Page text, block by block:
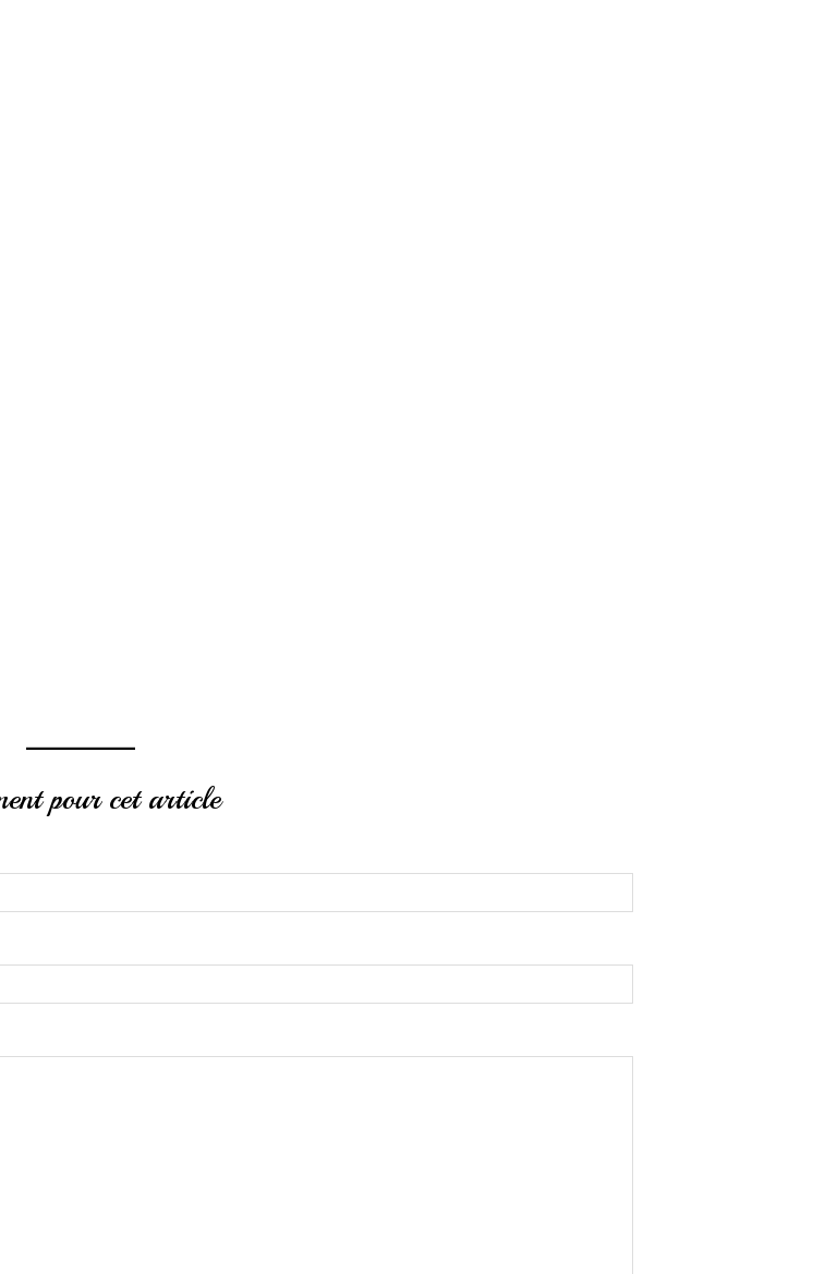
pour cet article